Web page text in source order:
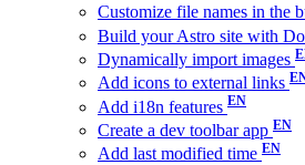
Customize file names in the
Build your Astro site with
Dynamically import images
Add icons to external links
Add i18n features
Create a dev toolbar app
Add last modified time